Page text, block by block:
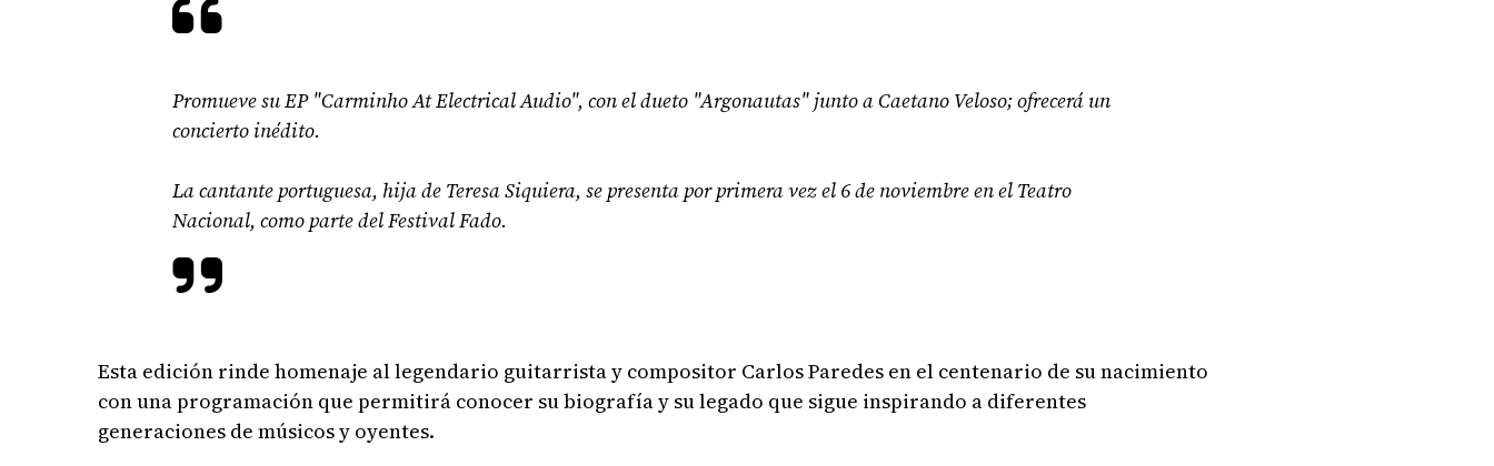
Promueve su EP "Carminho At Electrical Audio", con el dueto "Argonautas" junto a Caetano Veloso; ofrecerá un
concierto inédito.
La cantante portuguesa, hija de Teresa Siquiera, se presenta por primera vez el 6 de noviembre en el Teatro
Nacional, como parte del Festival Fado.
Esta edición rinde homenaje al legendario guitarrista y compositor Carlos Paredes en el centenario de su nacimiento
con una programación que permitirá conocer su biografía y su legado que sigue inspirando a diferentes
generaciones de músicos y oyentes.